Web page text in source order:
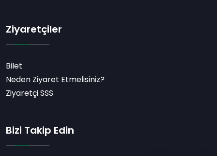
Ziyaretçiler
Bilet
Neden Ziyaret Etmelisiniz?
Ziyaretçi SSS
Bizi Takip Edin